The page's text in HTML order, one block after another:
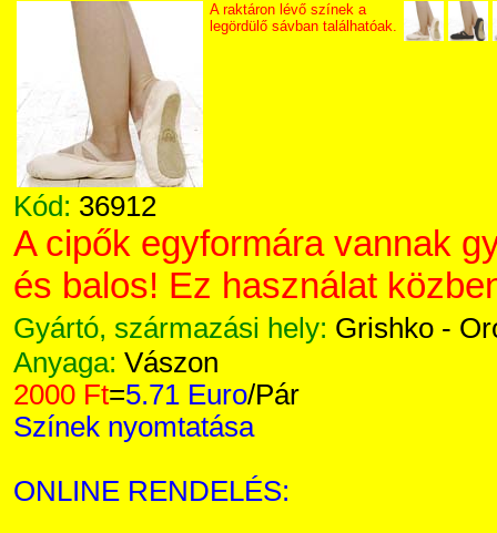
A raktáron lévő színek a
legördülő sávban találhatóak.
Kód: 36912
A cipők egyformára vannak
és balos! Ez használat
Gyártó, származási hely: Grishko -
Anyaga: Vászon
2000 Ft=5.71 Euro/Pár
Színek nyomtatása
ONLINE RENDELÉS: